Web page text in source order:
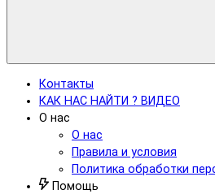
Контакты
КАК НАС НАЙТИ ? ВИДЕО
О нас
О нас
Правила и условия
Политика обработки
Помощь